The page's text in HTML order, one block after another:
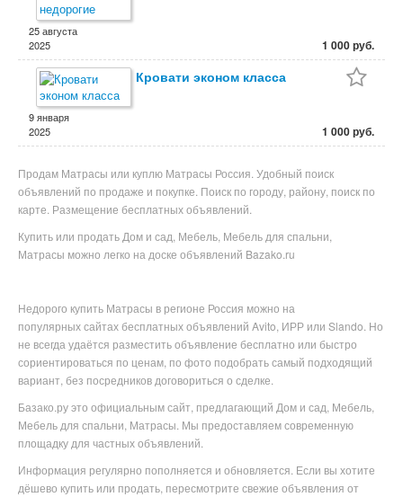
25 августа
2025
1 000 руб.
Кровати эконом класса
9 января
2025
1 000 руб.
Продам Матрасы или куплю Матрасы Россия. Удобный поиск
объявлений по продаже и покупке. Поиск по городу, району, поиск по
карте. Размещение бесплатных объявлений.
Купить или продать Дом и сад, Мебель, Мебель для спальни,
Матрасы можно легко на доске объявлений Bazako.ru
Недорого купить Матрасы в регионе Россия можно на
популярныхсайтах бесплатных объявлений Avito, ИРР или Slando. Но
не всегда удаётся разместить объявление бесплатно или быстро
сориентироваться по ценам, по фото подобрать самый подходящий
вариант, без посредников договориться о сделке.
Базако.ру это официальным сайт, предлагающий Дом и сад, Мебель,
Мебель для спальни, Матрасы. Мы предоставляем современную
площадку для частных объявлений.
Информация регулярно пополняется и обновляется. Если вы хотите
дёшево купить или продать, пересмотрите свежие объявления от